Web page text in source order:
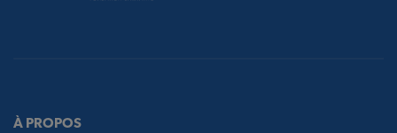
À PROPOS